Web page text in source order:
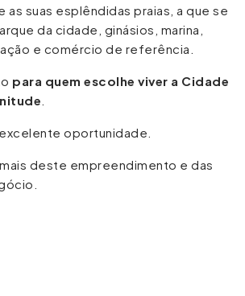
as suas esplêndidas praias, a que se
da cidade, ginásios, marina,
e comércio de referência.
para quem escolhe viver a Cidade
oportunidade.
deste empreendimento e das